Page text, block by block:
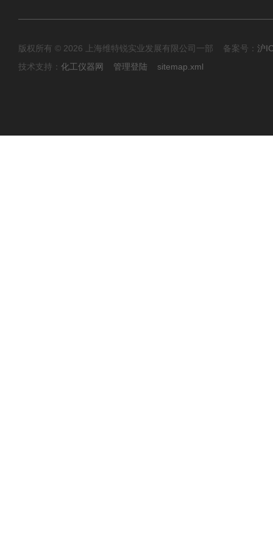
版权所有 © 2026 上海维特锐实业发展有限公司一部 备案号： 沪
技术支持： 化工仪器网 管理登陆 sitemap.xml